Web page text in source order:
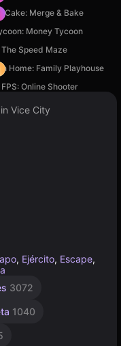
Cake: Merge & Bake
Money Tycoon
Speed Maze
Home: Family Playhouse
FPS: Online Shooter
Vice City
, Ejército, Escape,
3072
1040